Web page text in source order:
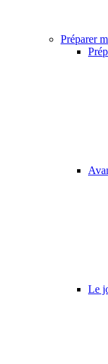
Préparer
Le